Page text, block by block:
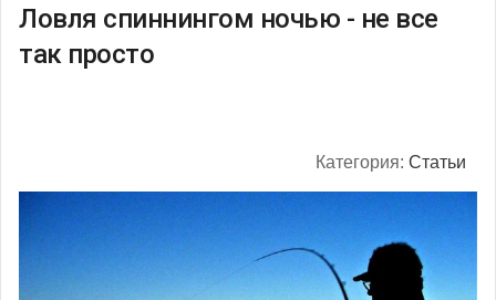
Ловля спиннингом ночью - не все
так просто
Категория: Статьи